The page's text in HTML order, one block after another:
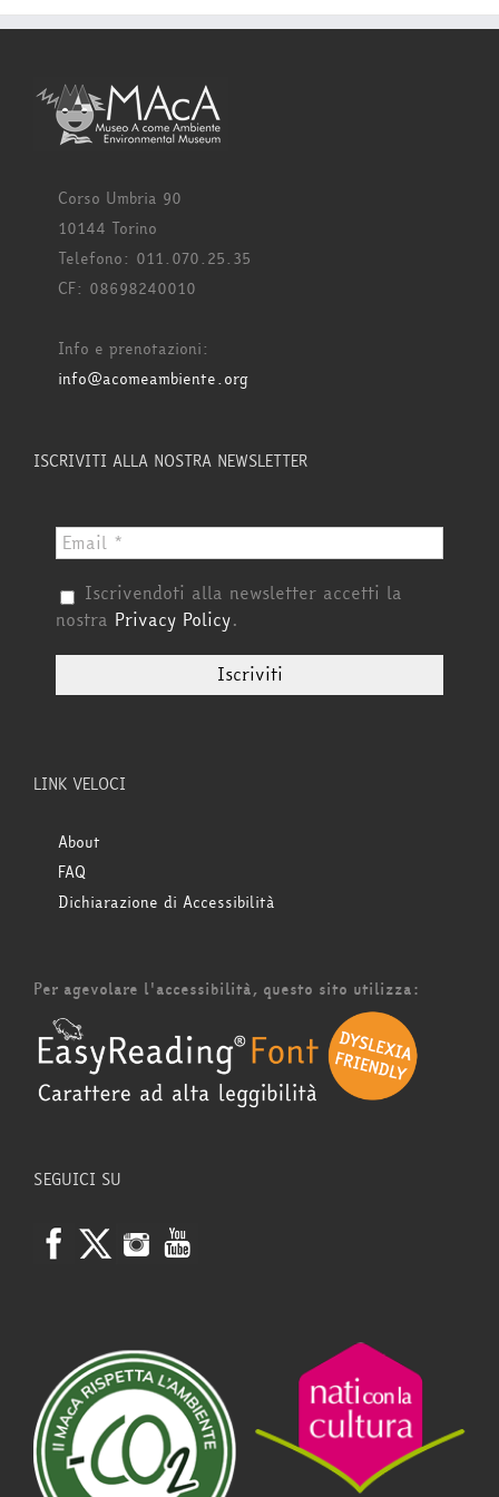
Corso Umbria 90
10144 Torino
Telefono: 011.070.25.35
CF: 08698240010
Info e prenotazioni:
info@acomeambiente.org
ISCRIVITI ALLA NOSTRA NEWSLETTER
Iscrivendoti alla newsletter accetti la
nostra Privacy Policy.
LINK VELOCI
About
FAQ
Dichiarazione di Accessibilità
Per agevolare l'accessibilità, questo sito utilizza:
SEGUICI SU